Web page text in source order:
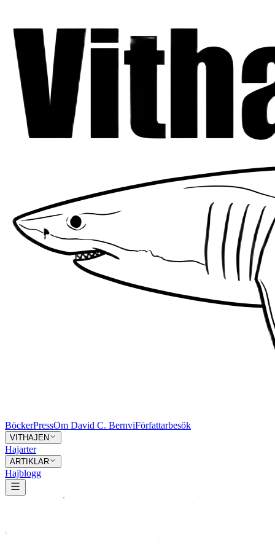
BöckerPressOm David C. BernviFörfattarbesök
VITHAJEN
Hajarter
ARTIKLAR
Hajblogg